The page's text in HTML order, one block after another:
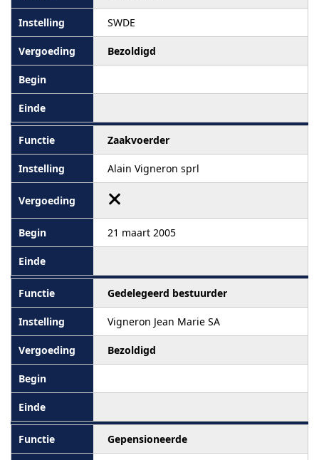
SWDE
Bezoldigd
Zaakvoerder
Alain Vigneron sprl
21 maart 2005
Gedelegeerd bestuurder
Vigneron Jean Marie SA
Bezoldigd
Gepensioneerde